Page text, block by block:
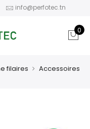
info@perfotec.tn
0
filaires Accessoires